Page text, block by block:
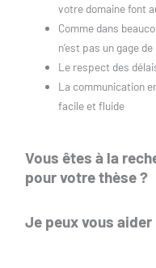
votre domaine font
Comme dans
n’est pas un gage
Le respect des
La communication
facile et fluide
Vous êtes à la
pour votre thèse ?
Je peux vous aider